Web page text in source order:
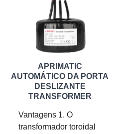
APRIMATIC
AUTOMÁTICO DA PORTA
DESLIZANTE
TRANSFORMER
Vantagens 1. O
transformador toroidal